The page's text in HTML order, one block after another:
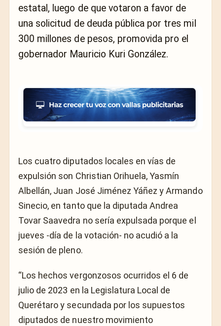
estatal, luego de que votaron a favor de
una solicitud de deuda pública por tres mil
300 millones de pesos, promovida pro el
gobernador Mauricio Kuri González.
Los cuatro diputados locales en vías de
expulsión son Christian Orihuela, Yasmín
Albellán, Juan José Jiménez Yáñez y Armando
Sinecio, en tanto que la diputada Andrea
Tovar Saavedra no sería expulsada porque el
jueves -día de la votación- no acudió a la
sesión de pleno.
“Los hechos vergonzosos ocurridos el 6 de
julio de 2023 en la Legislatura Local de
Querétaro y secundada por los supuestos
diputados de nuestro movimiento